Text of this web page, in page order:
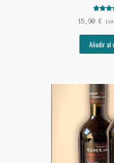
15,90 €
Añadir al